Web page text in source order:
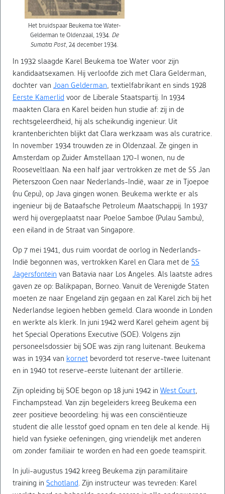
Het bruidspaar Beukema toe Water-
Gelderman te Oldenzaal, 1934. De
Sumatra Post, 24 december 1934.
In 1932 slaagde Karel Beukema toe Water voor zijn
kandidaatsexamen. Hij verloofde zich met Clara Gelderman,
dochter van Joan Gelderman, textielfabrikant en sinds 1928
Eerste Kamerlid voor de Liberale Staatspartij. In 1934
maakten Clara en Karel beiden hun studie af: zij in de
rechtsgeleerdheid, hij als scheikundig ingenieur. Uit
krantenberichten blijkt dat Clara werkzaam was als curatrice.
In november 1934 trouwden ze in Oldenzaal. Ze gingen in
Amsterdam op Zuider Amstellaan 170-I wonen, nu de
Rooseveltlaan. Na een half jaar vertrokken ze met de SS Jan
Pieterszoon Coen naar Nederlands-Indië, waar ze in Tjoepoe
(nu Cepu), op Java gingen wonen. Beukema werkte er als
ingenieur bij de Bataafsche Petroleum Maatschappij. In 1937
werd hij overgeplaatst naar Poeloe Samboe (Pulau Sambu),
een eiland in de Straat van Singapore.
Op 7 mei 1941, dus ruim voordat de oorlog in Nederlands-
Indië begonnen was, vertrokken Karel en Clara met de SS
Jagersfontein van Batavia naar Los Angeles. Als laatste adres
gaven ze op: Balikpapan, Borneo. Vanuit de Verenigde Staten
moeten ze naar Engeland zijn gegaan en zal Karel zich bij het
Nederlandse legioen hebben gemeld. Clara woonde in Londen
en werkte als klerk. In juni 1942 werd Karel geheim agent bij
het Special Operations Executive (SOE). Volgens zijn
personeelsdossier bij SOE was zijn rang luitenant. Beukema
was in 1934 van kornet bevorderd tot reserve-twee luitenant
en in 1940 tot reserve-eerste luitenant der artillerie.
Zijn opleiding bij SOE begon op 18 juni 1942 in West Court,
Finchampstead. Van zijn begeleiders kreeg Beukema een
zeer positieve beoordeling: hij was een consciëntieuze
student die alle lesstof goed opnam en ten dele al kende. Hij
hield van fysieke oefeningen, ging vriendelijk met anderen
om zonder familiair te worden en had een goede teamspirit.
In juli-augustus 1942 kreeg Beukema zijn paramilitaire
training in Schotland. Zijn instructeur was tevreden: Karel